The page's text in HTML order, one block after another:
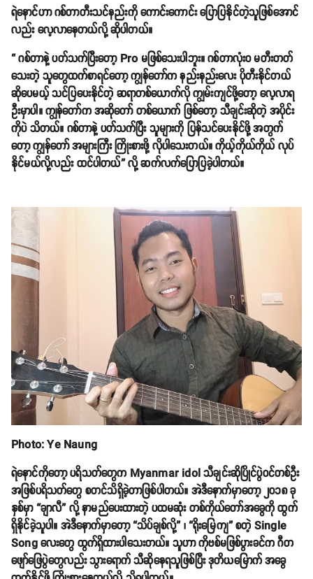
ရဲနောင်ဟာ ဂစ်တာတီးသင်နည်းကို ကောင်းကောင်း ပြောပြနိုင်တဲ့သူဖြစ်အောင်
လည်း လေ့လာနေတယ်လို့ ဆိုပါတယ်။
“ ဂစ်တာနဲ့ ပတ်သက်ပြီးတော့ Pro မဖြစ်သေးပါဘူး။ ဂစ်တာလုံးဝ မတီးတတ်
သေးတဲ့ သူတွေထက်စာရင်တော့ ကျွန်တော်က နည်းနည်းလေး ပိုတီးနိုင်တယ်
ဆိုပေမယ့် သင်ပြပေးနိုင်တဲ့ ဆရာတစ်ယောက်လို ကျွမ်းကျင်ဖို့တော့ လေ့လာရ
ဦးမှာပါ။ ကျွန်တော်က အဆိုတော် တစ်ယောက် ဖြစ်တော့ သီချင်းဆိုတဲ့ အပိုင်း
ကိုပဲ သိတယ်။ ဂစ်တာနဲ့ ပတ်သက်ပြီး သူများကို ပြန်သင်ပေးနိုင်ဖို့ အတွက်
တော့ ကျွန်တော် အများကြီး ကြိုးစားဖို့ လိုပါသေးတယ်။ ကိုယ့်ကိုယ်ကိုယ် လုပ်
နိုင်မယ်လို့လည်း ထင်ပါတယ်” လို့ ဆက်လက်ပြောပြခဲ့ပါတယ်။
Photo: Ye Naung
ရဲနောင်ကိုတော့ ပရိသတ်တွေက Myanmar idol သီချင်းဆိုပြိုင်ပွဲဝင်တစ်ဦး
အဖြစ်ပရိသတ်တွေ စတင်သိရှိခဲ့တာဖြစ်ပါတယ်။ အဲဒီနောက်မှာတော့ ၂၀၁၈ ခု
နှစ်မှာ “ချာလီ” လို့ နာမည်ပေးထားတဲ့ ပထမဆုံး တစ်ကိုယ်တော်အခွေကို ထွက်
ရှိနိုင်ခဲ့သူပါ။ အဲဒီနောက်မှာတော့ “သိပ်ချစ်လို့” ၊ “ရိုးမြေကျ” စတဲ့ Single
Song လေးတွေ ထွက်ရှိထားပါသေးတယ်။ သူဟာ ကိုဗစ်မဖြစ်ပွားခင်က ဂီတ
ဖျော်ဖြေပွဲတွေလည်း သွားရောက် သီဆိုနေရသူဖြစ်ပြီး ဒုတိယမြောက် အခွေ